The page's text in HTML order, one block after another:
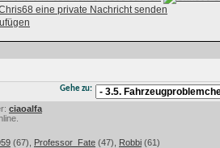
Gehe zu:
ciaoalfa
(67), Professor_Fate (47), Robbi (61)